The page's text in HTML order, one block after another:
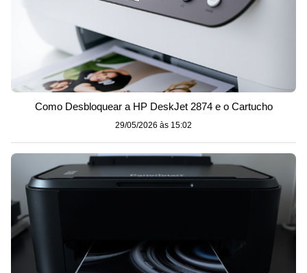
Como Desbloquear a HP DeskJet 2874 e o Cartucho
29/05/2026 às 15:02